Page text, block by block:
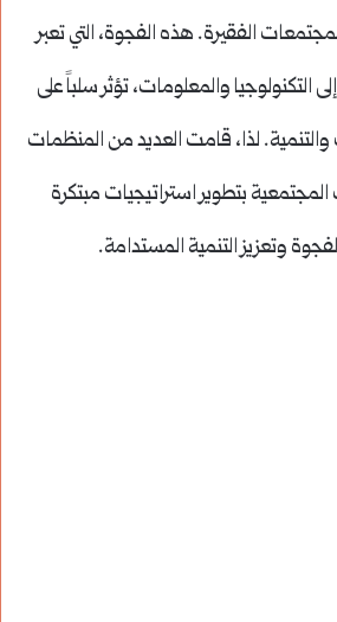
الفقيرة. هذه الفجوة، التي تعبر
والمعلومات، تؤثر سلباً على
لذا، قامت العديد من المنظمات
المجتمعية بتطوير استراتيجيات مبتكرة
وتعزيز التنمية المستدامة.